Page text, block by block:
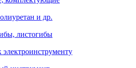
и др.
листогибы